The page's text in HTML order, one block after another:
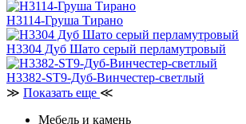
H3114-Груша Тирано
H3304 Дуб Шато серый перламутровый
H3382-ST9-Дуб-Винчестер-светлый
≫ Показать еще ≪
Мебель и камень